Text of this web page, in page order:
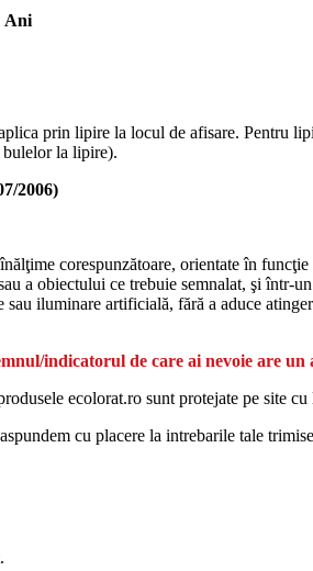
Ani
prin lipire la locul de afisare. Pentru
bulelor la lipire).
2006)
corespunzătoare, orientate în
a obiectului ce trebuie semnalat, şi
iluminare artificială, fără a aduce
indicatorul de care ai nevoie are
ecolorat.ro sunt protejate pe site
cu placere la intrebarile tale